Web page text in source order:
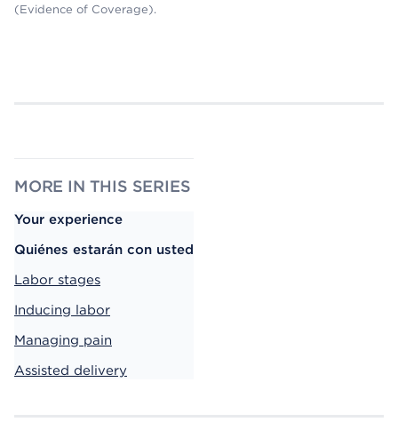
(Evidence of Coverage).
MORE IN THIS SERIES
Your experience
Quiénes estarán con usted
Labor stages
Inducing labor
Managing pain
Assisted delivery